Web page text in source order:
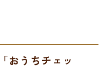
おうちチェッ